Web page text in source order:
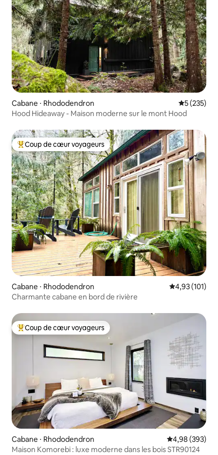
Cabane ⋅ Rhododendron Évaluation
5 (235)
Hood Hideaway - Maison moderne sur le mont Hood
Coups de cœur voyageurs les plus appréciés
Coup de cœur voyageurs
Cabane ⋅ Rhododendron Évaluation
4,93 (101)
Charmante cabane en bord de rivière
Coups de cœur voyageurs les plus appréciés
Coup de cœur voyageurs
Cabane ⋅ Rhododendron Évaluation
4,98 (393)
Maison Komorebi : luxe moderne dans les bois STR90124